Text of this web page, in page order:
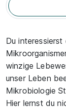
Du
winzige
unser Leben
Mikrobiologie
Hier lernst du